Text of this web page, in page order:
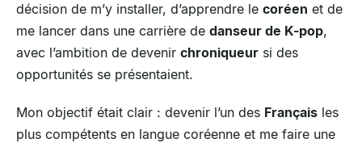
décision de m’y installer, d’apprendre le coréen et de
me lancer dans une carrière de danseur de K-pop,
avec l’ambition de devenir chroniqueur si des
opportunités se présentaient.
Mon objectif était clair : devenir l’un des Français les
plus compétents en langue coréenne et me faire une